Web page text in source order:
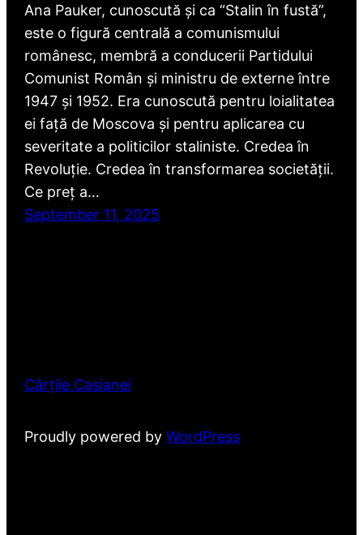
Ana Pauker, cunoscută și ca “Stalin în fustă”,
este o figură centrală a comunismului
românesc, membră a conducerii Partidului
Comunist Român și ministru de externe între
1947 și 1952. Era cunoscută pentru loialitatea
ei față de Moscova și pentru aplicarea cu
severitate a politicilor staliniste. Credea în
Revoluție. Credea în transformarea societății.
Ce preț a…
September 11, 2025
Cărțile Casianei
Proudly powered byWordPress